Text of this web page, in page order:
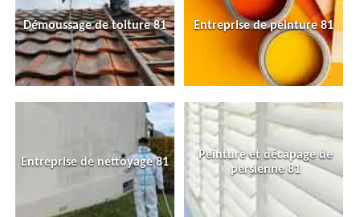
Démoussage de toiture 81 Entreprise de peinture 81
Entreprise de nettoyage 81
Peinture et décapage de
persienne 81